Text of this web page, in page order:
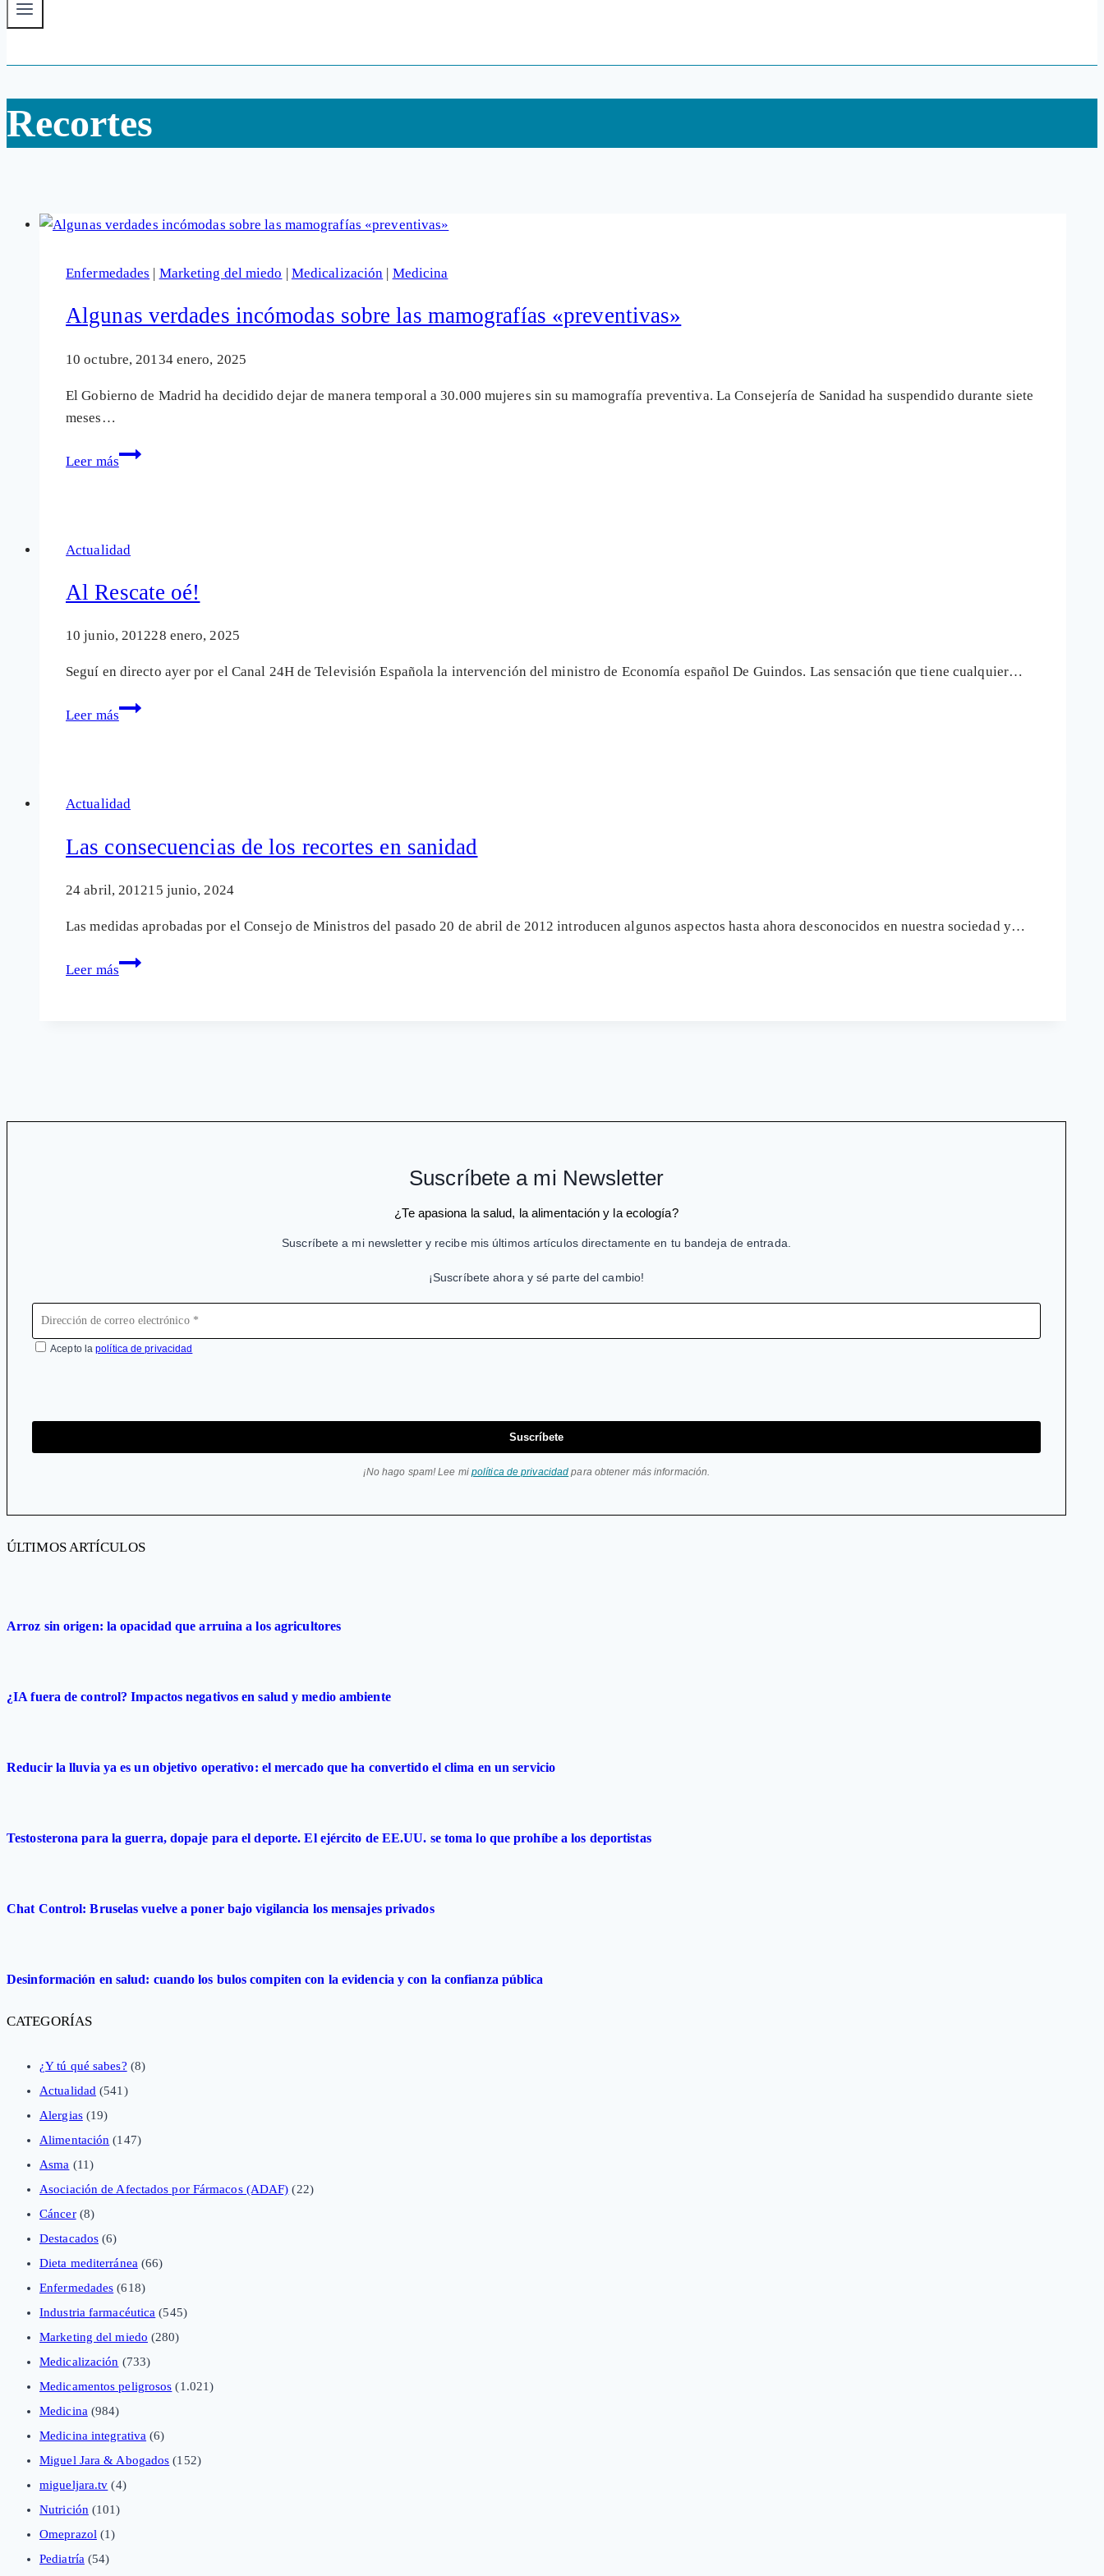
Recortes
Enfermedades | Marketing del miedo | Medicalización | Medicina
Algunas verdades incómodas sobre las mamografías «preventivas»
10 octubre, 20134 enero, 2025
El Gobierno de Madrid ha decidido dejar de manera temporal a 30.000 mujeres sin su mamografía preventiva. La Consejería de Sanidad ha suspendido durante siete
meses…
Leer más
Algunas
las
«preventivas»
Actualidad
Al Rescate oé!
10 junio, 201228 enero, 2025
Seguí en directo ayer por el Canal 24H de Televisión Española la intervención del ministro de Economía español De Guindos. Las sensación que tiene cualquier…
Leer más
Al
Actualidad
Las consecuencias de los recortes en sanidad
24 abril, 201215 junio, 2024
Las medidas aprobadas por el Consejo de Ministros del pasado 20 de abril de 2012 introducen algunos aspectos hasta ahora desconocidos en nuestra sociedad y…
Leer más
Las
Suscríbete a mi Newsletter
¿Te apasiona la salud, la alimentación y la ecología?
Suscríbete a mi newsletter y recibe mis últimos artículos directamente en tu bandeja de entrada.
¡Suscríbete ahora y sé parte del cambio!
Acepto lapolítica de privacidad
Suscríbete
¡No hago spam! Lee mi política de privacidad para obtener más información.
ÚLTIMOS ARTÍCULOS
Arroz sin origen: la opacidad que arruina a los agricultores
¿IA fuera de control? Impactos negativos en salud y medio ambiente
Reducir la lluvia ya es un objetivo operativo: el mercado que ha convertido el clima en un servicio
Testosterona para la guerra, dopaje para el deporte. El ejército de EE.UU. se toma lo que prohíbe a los deportistas
Chat Control: Bruselas vuelve a poner bajo vigilancia los mensajes privados
Desinformación en salud: cuando los bulos compiten con la evidencia y con la confianza pública
CATEGORÍAS
¿Y tú qué sabes? (8)
Actualidad (541)
Alergias(19)
Alimentación (147)
Asma (11)
Asociación de Afectados por Fármacos (ADAF) (22)
Cáncer(8)
Destacados (6)
Dieta mediterránea (66)
Enfermedades (618)
Industria farmacéutica (545)
Marketing del miedo (280)
Medicalización (733)
Medicamentos peligrosos (1.021)
Medicina (984)
Medicina integrativa (6)
Miguel Jara & Abogados (152)
migueljara.tv (4)
Nutrición (101)
Omeprazol (1)
Pediatría (54)